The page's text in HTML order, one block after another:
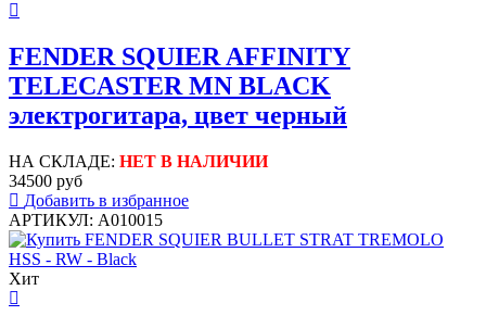
FENDER SQUIER AFFINITY
TELECASTER MN BLACK
электрогитара, цвет черный
НА СКЛАДЕ: НЕТ В НАЛИЧИИ
34500 руб
Добавить в избранное
АРТИКУЛ: A010015
Хит